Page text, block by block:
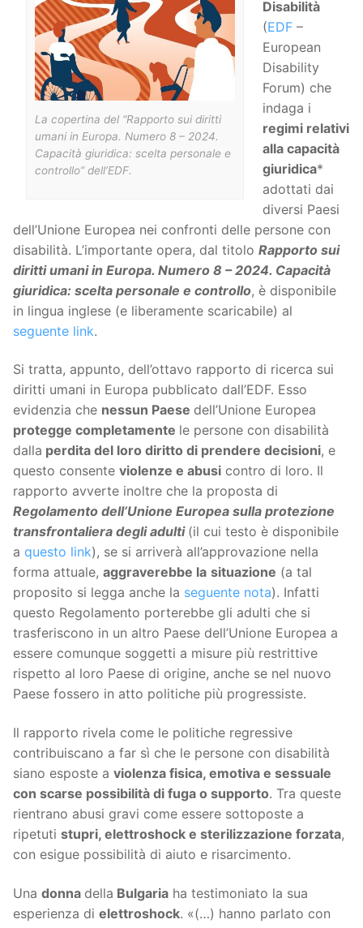
La copertina del “Rapporto sui diritti
umani in Europa. Numero 8 – 2024.
Capacità giuridica: scelta personale e
controllo” dell’EDF.
Disabilità
(EDF–
European
Disability
Forum) che
indaga i
regimi relativi
alla capacità
giuridica*
adottati dai
diversi Paesi
dell’Unione Europea nei confronti delle persone con
disabilità. L’importante opera, dal titolo Rapporto sui
diritti umani in Europa. Numero 8 – 2024. Capacità
giuridica: scelta personale e controllo, è disponibile
in lingua inglese (e liberamente scaricabile) al
seguente link.
Si tratta, appunto, dell’ottavo rapporto di ricerca sui
diritti umani in Europa pubblicato dall’EDF. Esso
evidenzia che nessun Paese dell’Unione Europea
protegge completamente le persone con disabilità
dalla perdita del loro diritto di prendere decisioni, e
questo consente violenze e abusi contro di loro. Il
rapporto avverte inoltre che la proposta di
Regolamento dell’Unione Europea sulla protezione
transfrontaliera degli adulti (il cui testo è disponibile
a questo link), se si arriverà all’approvazione nella
forma attuale, aggraverebbe la situazione (a tal
proposito si legga anche la seguente nota). Infatti
questo Regolamento porterebbe gli adulti che si
trasferiscono in un altro Paese dell’Unione Europea a
essere comunque soggetti a misure più restrittive
rispetto al loro Paese di origine, anche se nel nuovo
Paese fossero in atto politiche più progressiste.
Il rapporto rivela come le politiche regressive
contribuiscano a far sì che le persone con disabilità
siano esposte a violenza fisica, emotiva e sessuale
con scarse possibilità di fuga o supporto. Tra queste
rientrano abusi gravi come essere sottoposte a
ripetuti stupri, elettroshock e sterilizzazione forzata,
con esigue possibilità di aiuto e risarcimento.
Una donna della Bulgaria ha testimoniato la sua
esperienza di elettroshock. «(…) hanno parlato con